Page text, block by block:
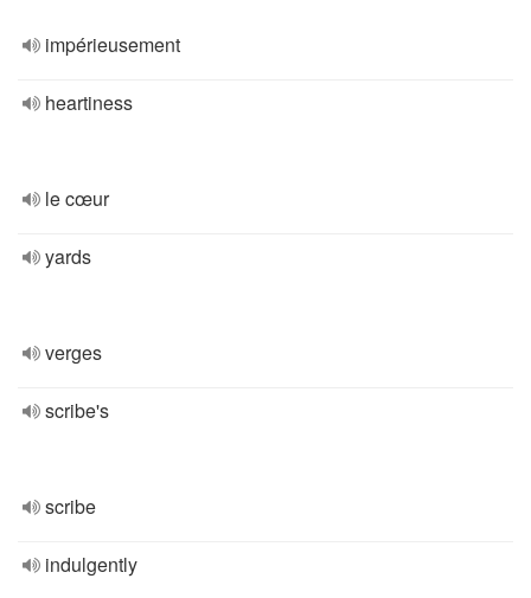
impérieusement
heartiness
le cœur
yards
verges
scribe's
scribe
indulgently